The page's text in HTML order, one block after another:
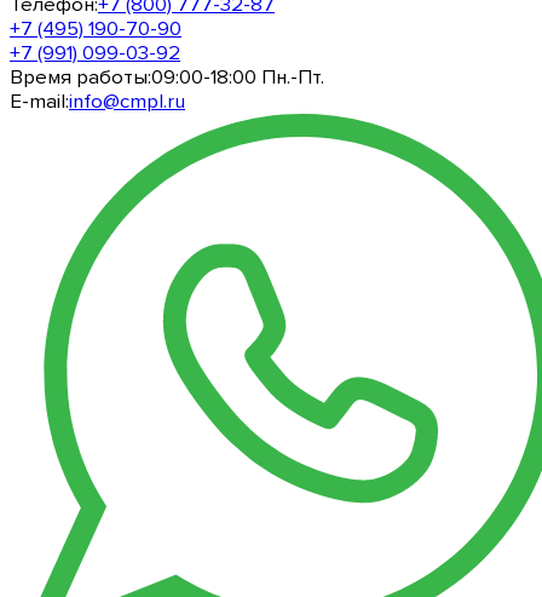
Телефон:+7 (800) 777-32-87
+7 (495) 190-70-90
+7 (991) 099-03-92
Время работы:09:00-18:00 Пн.-Пт.
E-mail:info@cmpl.ru